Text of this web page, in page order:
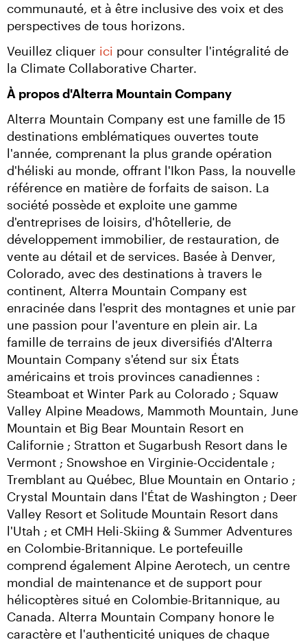
communauté, et à être inclusive des voix et des
perspectives de tous horizons.
Veuillez cliquer ici pour consulter l'intégralité de
la Climate Collaborative Charter.
À propos d'Alterra Mountain Company
Alterra Mountain Company est une famille de 15
destinations emblématiques ouvertes toute
l'année, comprenant la plus grande opération
d'héliski au monde, offrant l'Ikon Pass, la nouvelle
référence en matière de forfaits de saison. La
société possède et exploite une gamme
d'entreprises de loisirs, d'hôtellerie, de
développement immobilier, de restauration, de
vente au détail et de services. Basée à Denver,
Colorado, avec des destinations à travers le
continent, Alterra Mountain Company est
enracinée dans l'esprit des montagnes et unie par
une passion pour l'aventure en plein air. La
famille de terrains de jeux diversifiés d'Alterra
Mountain Company s'étend sur six États
américains et trois provinces canadiennes :
Steamboat et Winter Park au Colorado ; Squaw
Valley Alpine Meadows, Mammoth Mountain, June
Mountain et Big Bear Mountain Resort en
Californie ; Stratton et Sugarbush Resort dans le
Vermont ; Snowshoe en Virginie-Occidentale ;
Tremblant au Québec, Blue Mountain en Ontario ;
Crystal Mountain dans l'État de Washington ; Deer
Valley Resort et Solitude Mountain Resort dans
l'Utah ; et CMH Heli-Skiing & Summer Adventures
en Colombie-Britannique. Le portefeuille
comprend également Alpine Aerotech, un centre
mondial de maintenance et de support pour
hélicoptères situé en Colombie-Britannique, au
Canada. Alterra Mountain Company honore le
caractère et l'authenticité uniques de chaque